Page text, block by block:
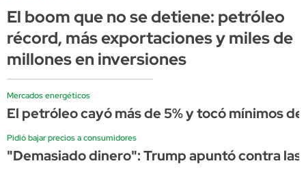
El boom que no se detiene: petróleo
récord, más exportaciones y miles de
millones en inversiones
Mercados energéticos
El petróleo cayó más de 5% y tocó mínimos
Pidió bajar precios a consumidores
"Demasiado dinero": Trump apuntó contra